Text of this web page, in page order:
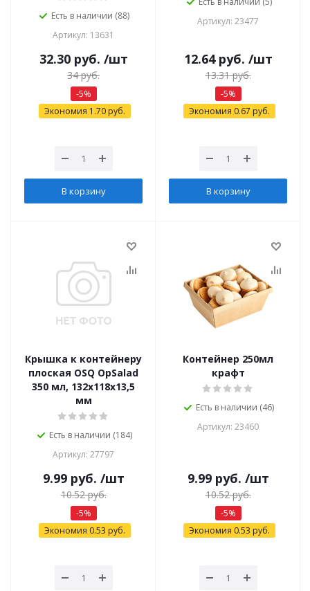
Есть в наличии (88)
Артикул: 13631
32.30руб. /шт
34руб.
-5%
Экономия 1.70руб.
В корзину
Артикул: 23477
12.64руб. /шт
13.31руб.
-5%
Экономия 0.67 руб.
В корзину
Крышка к контейнеру
плоская OSQ OpSalad
350 мл, 132х118х13,5
мм
Есть в наличии (184)
Артикул: 27797
9.99руб. /шт
10.52руб.
-5%
Экономия 0.53 руб.
Контейнер 250мл
крафт
Есть в наличии (46)
Артикул: 23460
9.99руб. /шт
10.52руб.
-5%
Экономия 0.53 руб.